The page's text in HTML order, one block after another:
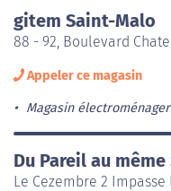
gitem Saint-Malo
88 - 92, Boulevard
Appeler ce magasin
Magasin électroménager
Du Pareil au
Le Cezembre 2